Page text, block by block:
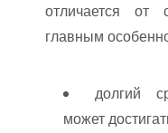
отличается от
главным
долгий
может